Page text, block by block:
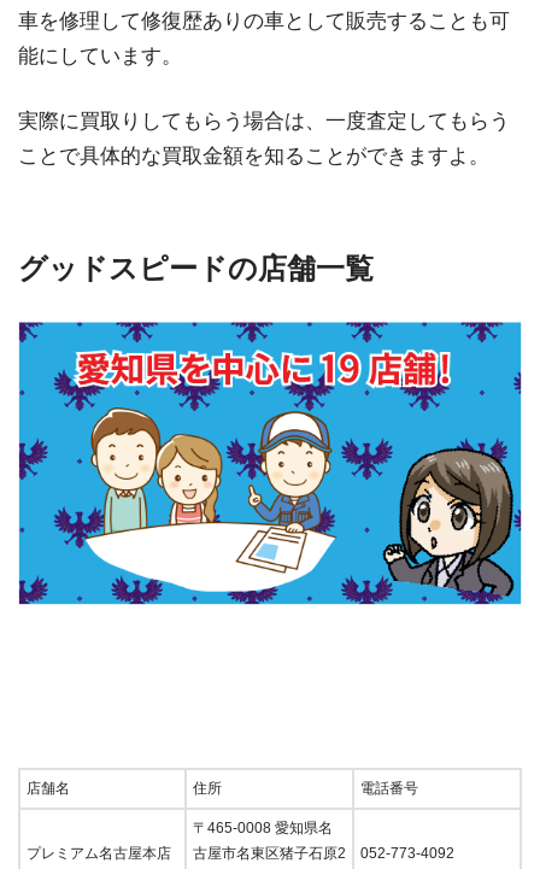
車を修理して修復歴ありの車として販売することも可
能にしています。
実際に買取りしてもらう場合は、一度査定してもらう
ことで具体的な買取金額を知ることができますよ。
グッドスピードの店舗一覧
店舗名 住所 電話番号
プレミアム名古屋本店
〒465-0008 愛知県名
古屋市名東区猪子石原2
052-773-4092